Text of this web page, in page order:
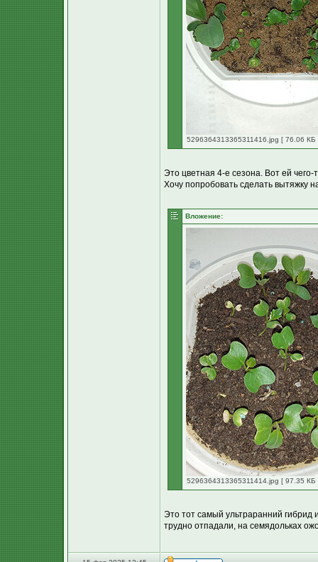
5296364313365311416.jpg [ 76.06
Это цветная 4-е сезона. Вот ей чего-
Хочу попробовать сделать вытяжку
Вложение:
5296364313365311414.jpg [ 97.35
Это тот самый ультраранний гибрид
трудно отпадали, на семядольках